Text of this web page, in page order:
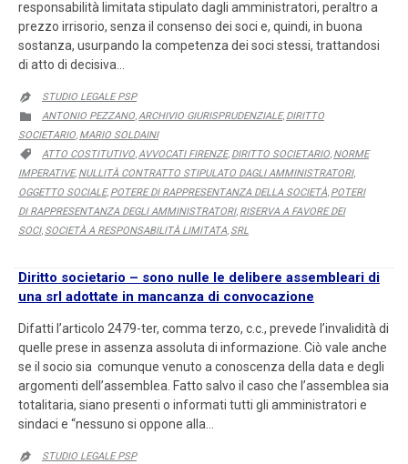
responsabilità limitata stipulato dagli amministratori, peraltro a
prezzo irrisorio, senza il consenso dei soci e, quindi, in buona
sostanza, usurpando la competenza dei soci stessi, trattandosi
di atto di decisiva…

STUDIO LEGALE PSP

CATEGORY
ANTONIO PEZZANO ARCHIVIO GIURISPRUDENZIALE, DIRITTO
SOCIETARIO MARIO SOLDAINI

CATEGORY
ATTO COSTITUTIVO AVVOCATI FIRENZE, DIRITTO SOCIETARIO NORME
IMPERATIVE, NULLITÀ CONTRATTO STIPULATO DAGLI AMMINISTRATORI,
OGGETTO SOCIALE, POTERE DI RAPPRESENTANZA DELLA SOCIETÀ POTERI
DI RAPPRESENTANZA DEGLI AMMINISTRATORI, RISERVA A FAVORE DEI
SOCI, SOCIETÀ A RESPONSABILITÀ LIMITATA SRL
Diritto societario – sono nulle le delibere assembleari di
una srl adottate in mancanza di convocazione
Difatti l’articolo 2479-ter, comma terzo, c.c., prevede l’invalidità di
quelle prese in assenza assoluta di informazione. Ciò vale anche
se il socio sia comunque venuto a conoscenza della data e degli
argomenti dell’assemblea. Fatto salvo il caso che l’assemblea sia
totalitaria, siano presenti o informati tutti gli amministratori e
sindaci e “nessuno si oppone alla…

STUDIO LEGALE PSP